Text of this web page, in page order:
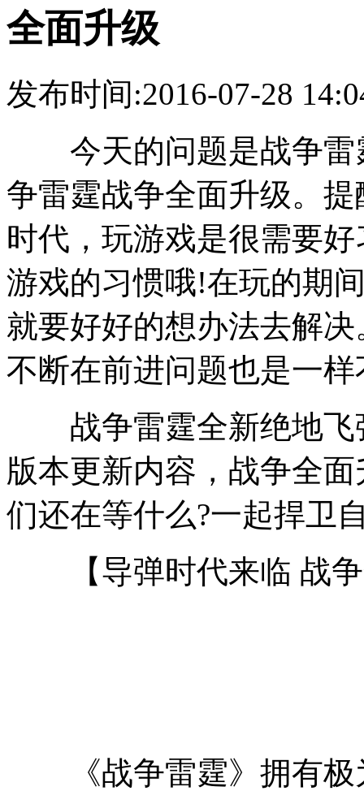
全面升级
发布时间:2016-07-28
今天的问题是战争雷
争雷霆战争全面升级。
时代，玩游戏是很需要
游戏的习惯哦!在玩的期
就要好好的想办法去解
不断在前进问题也是一
战争雷霆全新绝地飞
版本更新内容，战争全
们还在等什么?一起捍卫
【导弹时代来临 战争
《战争雷霆》拥有极